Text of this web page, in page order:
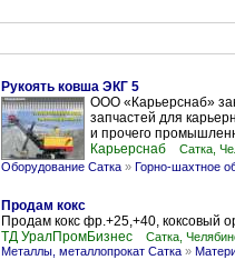
Рукоять ковша ЭКГ 5
ООО «Карьерснаб»
запчастей для
и прочего
Карьерснаб
Сатка,
Оборудование Сатка » Горно-шахтное
Продам кокс
Продам кокс фр.+25,+40, коксовый
ТД УралПромБизнес
Сатка,
Металлы, металлопрокат Сатка »